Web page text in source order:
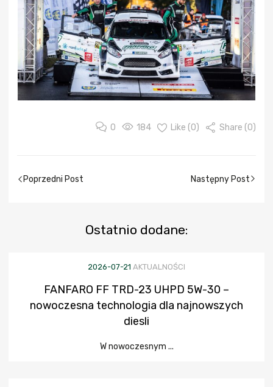
0 184 Like (0) Share (0)
Poprzedni Post Następny Post
Ostatnio dodane:
2026-07-21 AKTUALNOŚCI
FANFARO FF TRD-23 UHPD 5W-30 –
nowoczesna technologia dla najnowszych
diesli
W nowoczesnym ...